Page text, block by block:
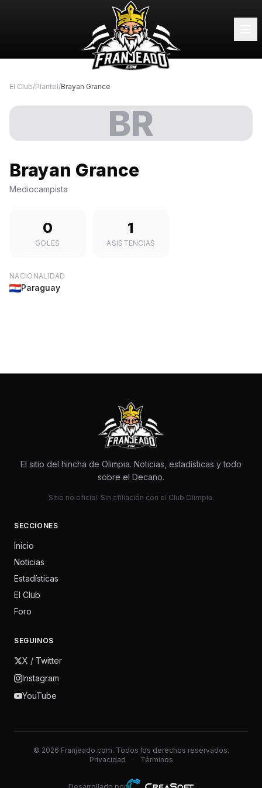
El Club/Plantel/Brayan Grance
BR
Brayan Grance
Mediocampista
0
GOLES
1
ASISTENCIAS
NACIONALIDAD
Paraguay
El sitio del hincha de Olimpia. Noticias, estadísticas y todo
sobre el Decano.
Sitio no oficial. Sin afiliación con el Club Olimpia.
SECCIONES
Inicio
Noticias
Estadísticas
El Club
Foro
SEGUINOS
X / Twitter
Instagram
YouTube
© 2026 Franjeado.com. Todos los derechos reservados.
Privacidad
· Términos